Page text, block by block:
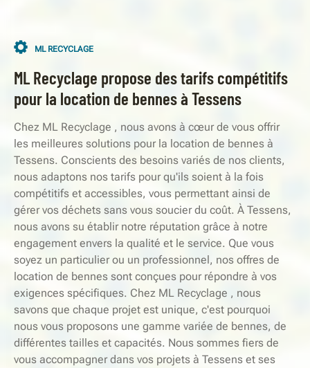
ML RECYCLAGE
ML Recyclage propose des tarifs compétitifs
pour la location de bennes à Tessens
Chez ML Recyclage , nous avons à cœur de vous offrir
les meilleures solutions pour la location de bennes à
Tessens. Conscients des besoins variés de nos clients,
nous adaptons nos tarifs pour qu'ils soient à la fois
compétitifs et accessibles, vous permettant ainsi de
gérer vos déchets sans vous soucier du coût. À Tessens,
nous avons su établir notre réputation grâce à notre
engagement envers la qualité et le service. Que vous
soyez un particulier ou un professionnel, nos offres de
location de bennes sont conçues pour répondre à vos
exigences spécifiques. Chez ML Recyclage , nous
savons que chaque projet est unique, c'est pourquoi
nous vous proposons une gamme variée de bennes, de
différentes tailles et capacités. Nous sommes fiers de
vous accompagner dans vos projets à Tessens et ses